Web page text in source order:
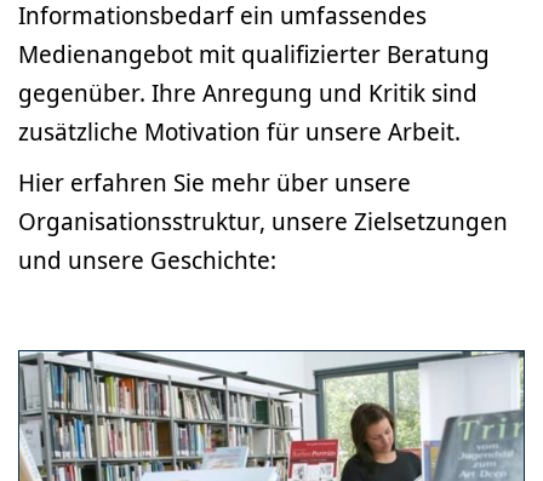
Informationsbedarf ein umfassendes
Medienangebot mit qualifizierter Beratung
gegenüber. Ihre Anregung und Kritik sind
zusätzliche Motivation für unsere Arbeit.
Hier erfahren Sie mehr über unsere
Organisationsstruktur, unsere Zielsetzungen
und unsere Geschichte: